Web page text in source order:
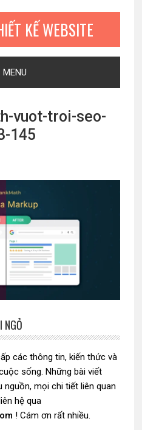
KẾ WEBSITE
MENU
vuot-troi-seo-
145
NGỎ
các thông tin, kiến thức và
sống. Những bài viết
mọi chi tiết liên quan
hệ qua
! Cám ơn rất nhiều.